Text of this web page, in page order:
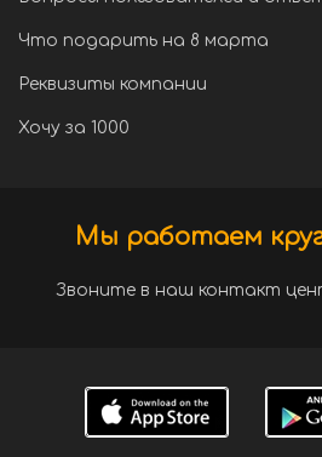
Что подарить на 8 марта
Реквизиты компании
Хочу за 1000
Мы работаем
Звоните в наш контакт